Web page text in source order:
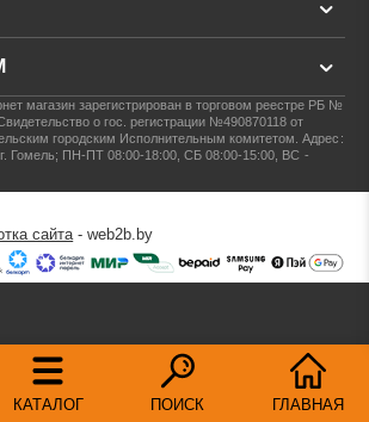
КАТАЛОГ ПОИСК ГЛАВНАЯ
магазин зарегистрирован в торговом реестре РБ №
о гос. регистрации №490870118 от
городским Исполнительным комитетом.Адрес:
г. Гомель; ПН-ПТ 08:00-18:00, СБ 08:00-15:00, ВС -
сайта- web2b.by